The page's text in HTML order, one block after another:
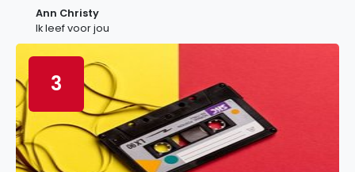
Ann Christy
Ik leef voor jou
3